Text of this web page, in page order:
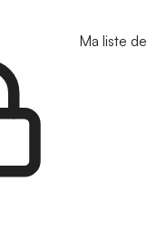
Ma liste de